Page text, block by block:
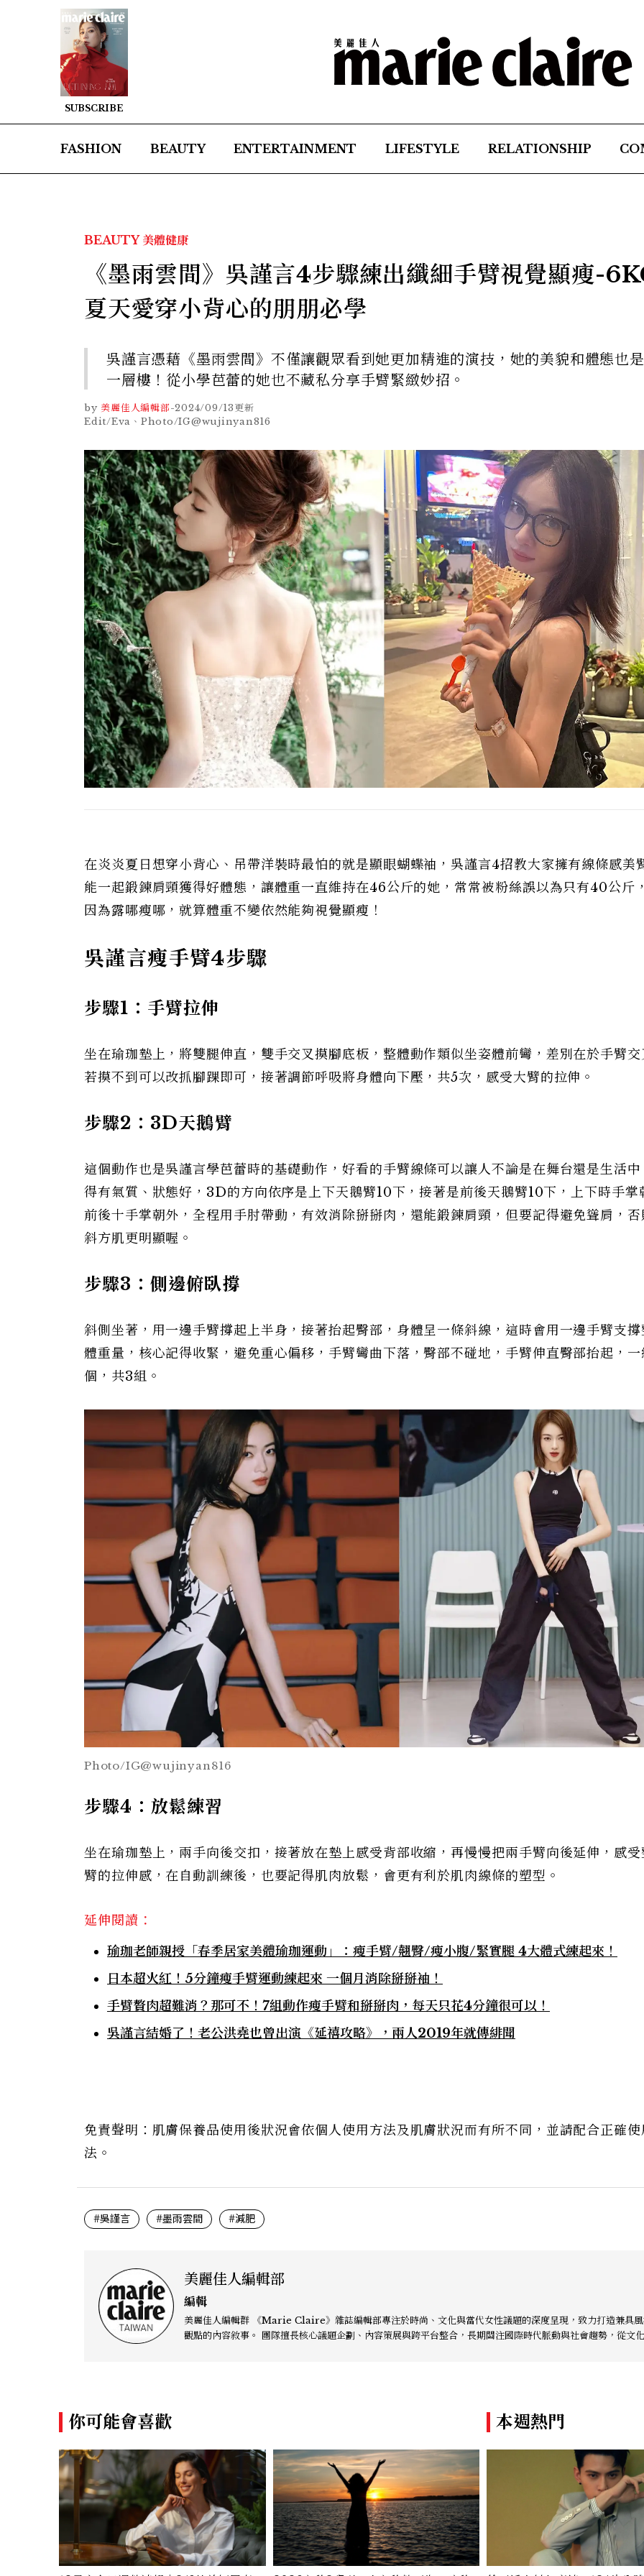
SUBSCRIBE
FASHION BEAUTY ENTERTAINMENT LIFESTYLE RELATIONSHIP
BEAUTY 美體健康
《墨雨雲間》吳謹言4步驟練出纖細手臂視覺顯瘦-
夏天愛穿小背心的朋朋必學
吳謹言憑藉《墨雨雲間》不僅讓觀眾看到她更加精進的演技，她的美貌和體態也
一層樓！從小學芭蕾的她也不藏私分享手臂緊緻妙招。
by 美麗佳人編輯部-2024/09/13更新
Edit/Eva、Photo/IG@wujinyan816
在炎炎夏日想穿小背心、吊帶洋裝時最怕的就是顯眼蝴蝶袖，吳謹言4招教大家擁有線條感美
能一起鍛鍊肩頸獲得好體態，讓體重一直維持在46公斤的她，常常被粉絲誤以為只有40公斤
因為露哪瘦哪，就算體重不變依然能夠視覺顯瘦！
吳謹言瘦手臂4步驟
步驟1：手臂拉伸
坐在瑜珈墊上，將雙腿伸直，雙手交叉摸腳底板，整體動作類似坐姿體前彎，差別在於手臂
若摸不到可以改抓腳踝即可，接著調節呼吸將身體向下壓，共5次，感受大臂的拉伸。
步驟2：3D天鵝臂
這個動作也是吳謹言學芭蕾時的基礎動作，好看的手臂線條可以讓人不論是在舞台還是生活
得有氣質、狀態好，3D的方向依序是上下天鵝臂10下，接著是前後天鵝臂10下，上下時手掌
前後十手掌朝外，全程用手肘帶動，有效消除掰掰肉，還能鍛鍊肩頸，但要記得避免聳肩，
斜方肌更明顯喔。
步驟3：側邊俯臥撐
斜側坐著，用一邊手臂撐起上半身，接著抬起臀部，身體呈一條斜線，這時會用一邊手臂支
體重量，核心記得收緊，避免重心偏移，手臂彎曲下落，臀部不碰地，手臂伸直臀部抬起，
個，共3組。
Photo/IG@wujinyan816
步驟4：放鬆練習
坐在瑜珈墊上，兩手向後交扣，接著放在墊上感受背部收縮，再慢慢把兩手臂向後延伸，感
臂的拉伸感，在自動訓練後，也要記得肌肉放鬆，會更有利於肌肉線條的塑型。
延伸閱讀：
瑜珈老師親授「春季居家美體瑜珈運動」：瘦手臂/翹臀/瘦小腹/緊實腿 4大體式練起來！
日本超火紅！5分鐘瘦手臂運動練起來 一個月消除掰掰袖！
手臂贅肉超難消？那可不！7組動作瘦手臂和掰掰肉，每天只花4分鐘很可以！
吳謹言結婚了！老公洪堯也曾出演《延禧攻略》，兩人2019年就傳緋聞
免責聲明：肌膚保養品使用後狀況會依個人使用方法及肌膚狀況而有所不同，並請配合正確
法。
#吳謹言 #墨雨雲間 #減肥
美麗佳人編輯部
編輯
美麗佳人編輯群 《Marie Claire》雜誌編輯部專注於時尚、文化與當代女性議題的深度呈現，致力打造兼具風格與
觀點的內容敘事。 團隊擅長核心議題企劃、內容策展與跨平台整合，長期關注國際時代脈動與社會趨勢，從文化觀察
你可能會喜歡 本週熱門